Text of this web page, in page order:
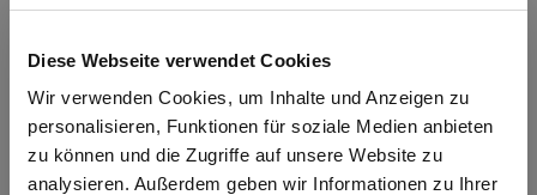
Diese Webseite verwendet Cookies
Wir verwenden Cookies, um Inhalte und Anzeigen zu
personalisieren, Funktionen für soziale Medien anbieten
zu können und die Zugriffe auf unsere Website zu
analysieren. Außerdem geben wir Informationen zu Ihrer
Oops!